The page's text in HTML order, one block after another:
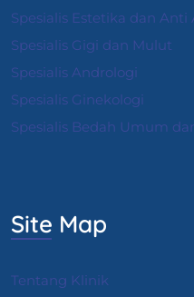
Spesialis Estetika dan Anti
Spesialis Gigi dan Mulut
Spesialis Andrologi
Spesialis Ginekologi
Spesialis Bedah Umum
Site Map
Tentang Klinik